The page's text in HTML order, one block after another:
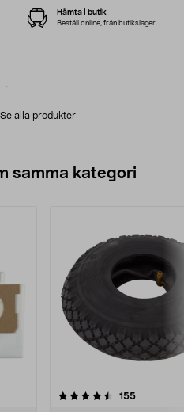
Se alla produkter
Hämta i butik
Beställ online, från butikslager
samma kategori
155
5.0 av 5 stjärnor